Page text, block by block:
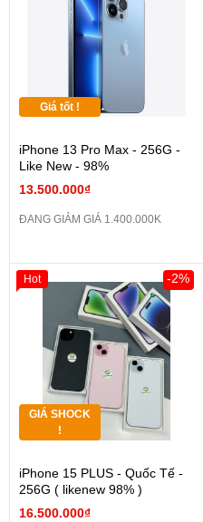
Giá tốt !
iPhone 13 Pro Max - 256G -
Like New - 98%
13.500.000₫
ĐANG GIẢM GIÁ 1.400.000K
GIÁ SHOCK
!
iPhone 15 PLUS - Quốc Tế -
256G ( likenew 98% )
16.500.000₫
-2%
Hot